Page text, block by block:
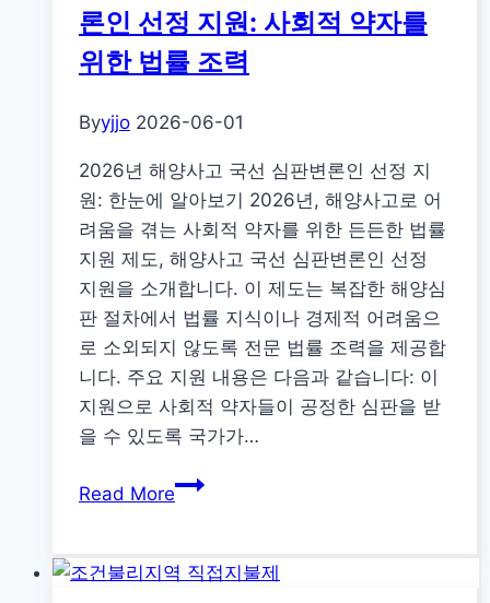
인
평
생
육
이
용
권
지
원
(2
차)
–
마
감
7,
지
론인 선정 지원: 사회적 약자를
위한 법률 조력
Byyjjo 2026-06-01
2026년 해양사고 국선 심판변론인 선정 지
원: 한눈에 알아보기 2026년, 해양사고로 어
려움을 겪는 사회적 약자를 위한 든든한 법률
지원 제도, 해양사고 국선 심판변론인 선정
지원을 소개합니다. 이 제도는 복잡한 해양심
판 절차에서 법률 지식이나 경제적 어려움으
로 소외되지 않도록 전문 법률 조력을 제공합
니다. 주요 지원 내용은 다음과 같습니다: 이
지원으로 사회적 약자들이 공정한 심판을 받
을 수 있도록 국가가…
Read More2026
양